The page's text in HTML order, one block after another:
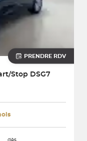
PRENDRE RDV
Stop DSG7
dès